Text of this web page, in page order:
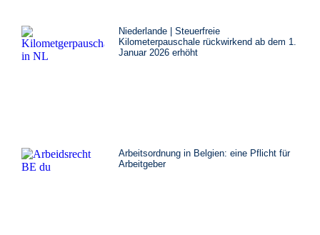
Niederlande | Steuerfreie
Kilometerpauschale rückwirkend ab dem 1.
Januar 2026 erhöht
Arbeitsordnung in Belgien: eine Pflicht für
Arbeitgeber